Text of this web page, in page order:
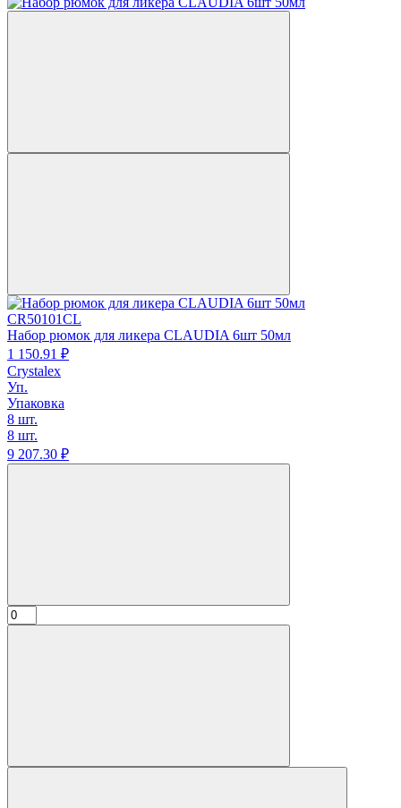
CR50101CL
Набор рюмок для ликера CLAUDIA 6шт 50мл
1 150.91 ₽
Crystalex
Уп.
Упаковка
8 шт.
8 шт.
9 207.30 ₽